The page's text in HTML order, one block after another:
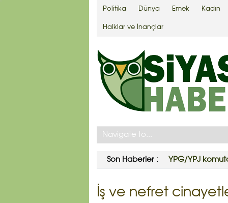
Politika Dünya Emek Kadın
Halklar ve İnançlar
Son Haberler : YPG/YPJ
İş ve nefret